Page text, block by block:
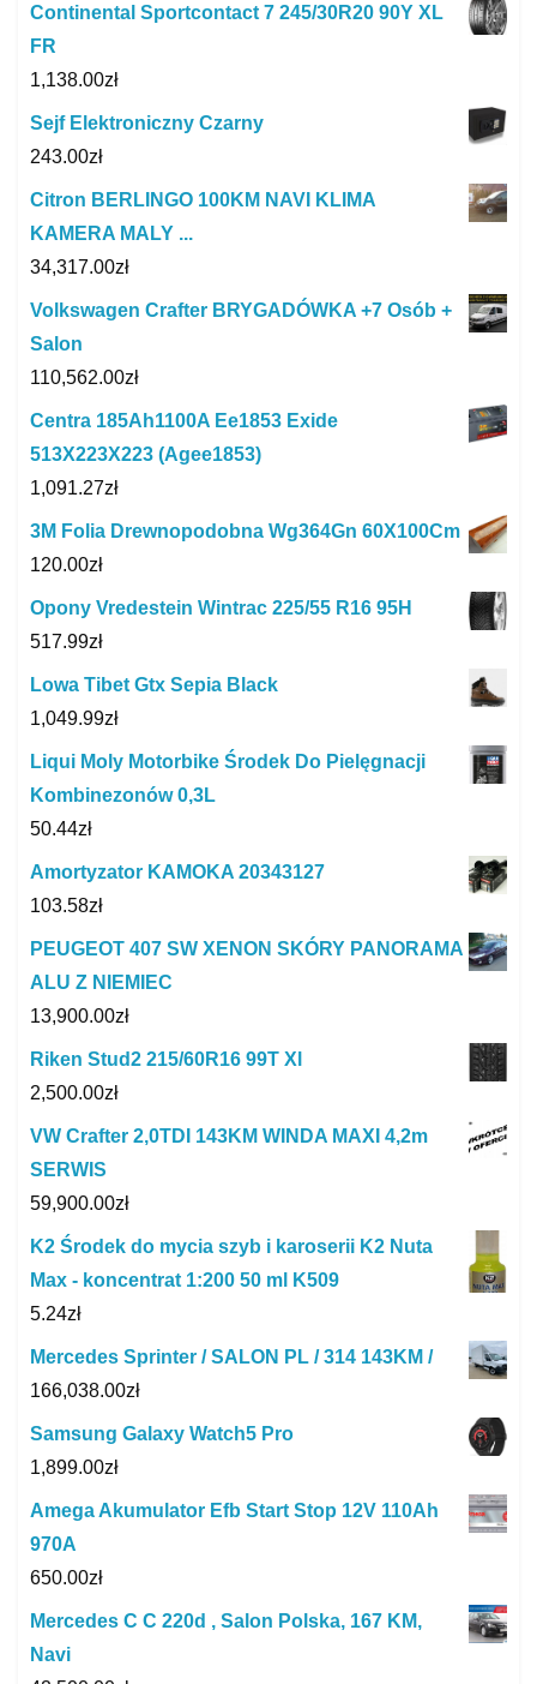
Continental Sportcontact 7 245/30R20 90Y XL
FR
1,138.00zł
Sejf Elektroniczny Czarny
243.00zł
Citron BERLINGO 100KM NAVI KLIMA
KAMERA MALY ...
34,317.00zł
Volkswagen Crafter BRYGADÓWKA +7 Osób +
Salon
110,562.00zł
Centra 185Ah1100A Ee1853 Exide
513X223X223 (Agee1853)
1,091.27zł
3M Folia Drewnopodobna Wg364Gn 60X100Cm
120.00zł
Opony Vredestein Wintrac 225/55 R16 95H
517.99zł
Lowa Tibet Gtx Sepia Black
1,049.99zł
Liqui Moly Motorbike Środek Do Pielęgnacji
Kombinezonów 0,3L
50.44zł
Amortyzator KAMOKA 20343127
103.58zł
PEUGEOT 407 SW XENON SKÓRY PANORAMA
ALU Z NIEMIEC
13,900.00zł
Riken Stud2 215/60R16 99T Xl
2,500.00zł
VW Crafter 2,0TDI 143KM WINDA MAXI 4,2m
SERWIS
59,900.00zł
K2 Środek do mycia szyb i karoserii K2 Nuta
Max - koncentrat 1:200 50 ml K509
5.24zł
Mercedes Sprinter / SALON PL / 314 143KM /
166,038.00zł
Samsung Galaxy Watch5 Pro
1,899.00zł
Amega Akumulator Efb Start Stop 12V 110Ah
970A
650.00zł
Mercedes C C 220d , Salon Polska, 167 KM,
Navi